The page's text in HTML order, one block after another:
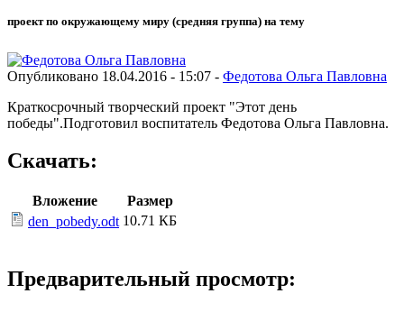
проект по окружающему миру (средняя группа) на тему
Опубликовано 18.04.2016 - 15:07 - Федотова Ольга Павловна
Краткосрочный творческий проект "Этот день
победы".Подготовил воспитатель Федотова Ольга Павловна.
Скачать:
Вложение
Размер
den_pobedy.odt 10.71 КБ
Предварительный просмотр: